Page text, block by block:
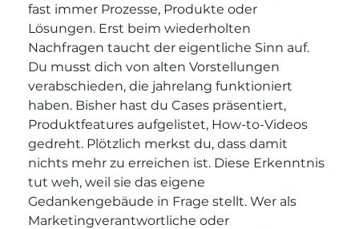
fast immer Prozesse, Produkte oder
Lösungen. Erst beim wiederholten
Nachfragen taucht der eigentliche Sinn auf.
Du musst dich von alten Vorstellungen
verabschieden, die jahrelang funktioniert
haben. Bisher hast du Cases präsentiert,
Produktfeatures aufgelistet, How-to-Videos
gedreht. Plötzlich merkst du, dass damit
nichts mehr zu erreichen ist. Diese Erkenntnis
tut weh, weil sie das eigene
Gedankengebäude in Frage stellt. Wer als
Marketingverantwortliche oder